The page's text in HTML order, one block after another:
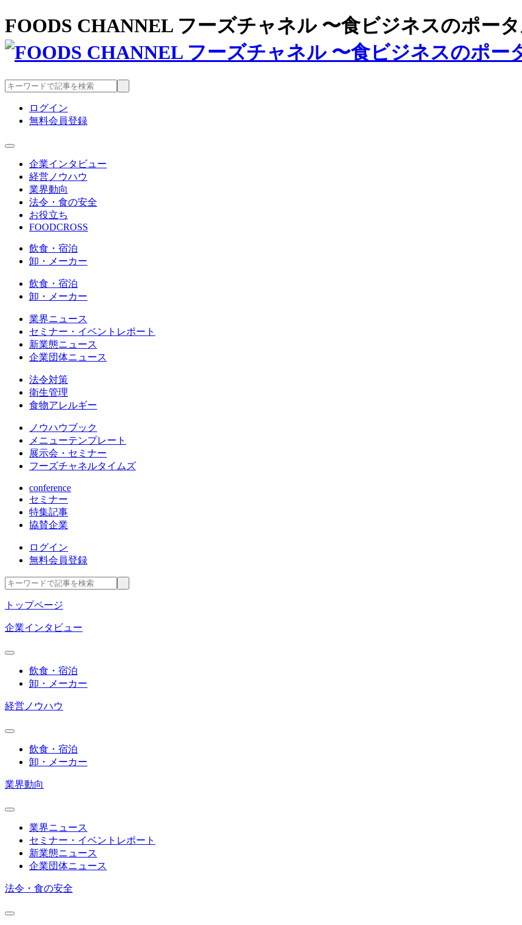
FOODS CHANNEL フーズチャネル 〜食ビジネスのポー
ログイン
無料会員登録
企業インタビュー
経営ノウハウ
業界動向
法令・食の安全
お役立ち
FOODCROSS
飲食・宿泊
卸・メーカー
飲食・宿泊
卸・メーカー
業界ニュース
セミナー・イベントレポート
新業態ニュース
企業団体ニュース
法令対策
衛生管理
食物アレルギー
ノウハウブック
メニューテンプレート
展示会・セミナー
フーズチャネルタイムズ
conference
セミナー
特集記事
協賛企業
ログイン
無料会員登録
トップページ
企業インタビュー
飲食・宿泊
卸・メーカー
経営ノウハウ
飲食・宿泊
卸・メーカー
業界動向
業界ニュース
セミナー・イベントレポート
新業態ニュース
企業団体ニュース
法令・食の安全